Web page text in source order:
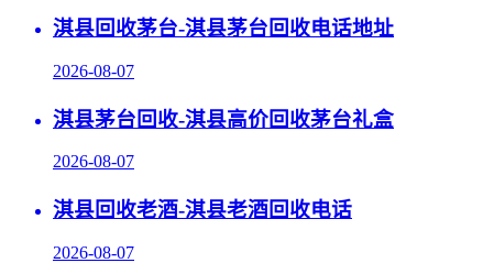
淇县回收茅台-淇县茅台回收电话地址
2026-08-07
淇县茅台回收-淇县高价回收茅台礼盒
2026-08-07
淇县回收老酒-淇县老酒回收电话
2026-08-07